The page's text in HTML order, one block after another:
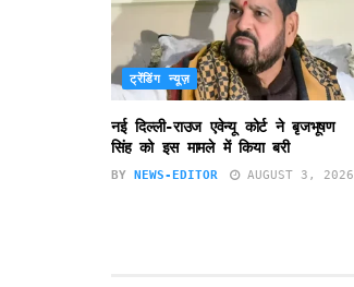
ट्रेंडिंग न्यूज़
नई दिल्ली-राउज एवेन्यू कोर्ट ने बृजभूषण
सिंह को इस मामले में किया बरी
BY NEWS-EDITOR AUGUST 3, 2026